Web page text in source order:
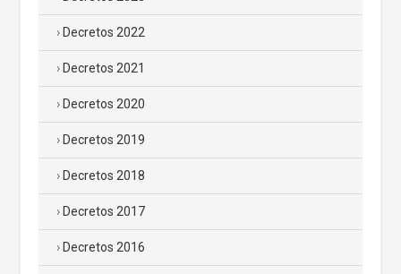
Decretos 2022
Decretos 2021
Decretos 2020
Decretos 2019
Decretos 2018
Decretos 2017
Decretos 2016